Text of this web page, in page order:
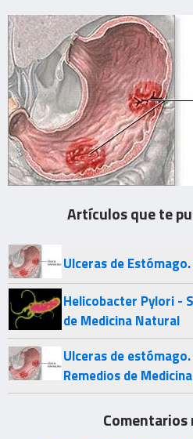
Artículos que te
Ulceras de
Helicobacter Pylori -
de Medicina Natural
Ulceras de
Remedios de